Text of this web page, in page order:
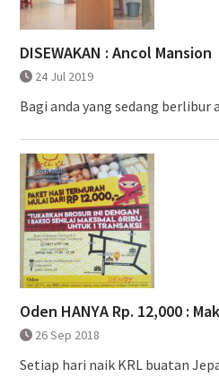
DISEWAKAN : Ancol Mansion
24 Jul 2019
Bagi anda yang sedang berlibur
Oden HANYA Rp. 12,000 :
26 Sep 2018
Setiap hari naik KRL buatan